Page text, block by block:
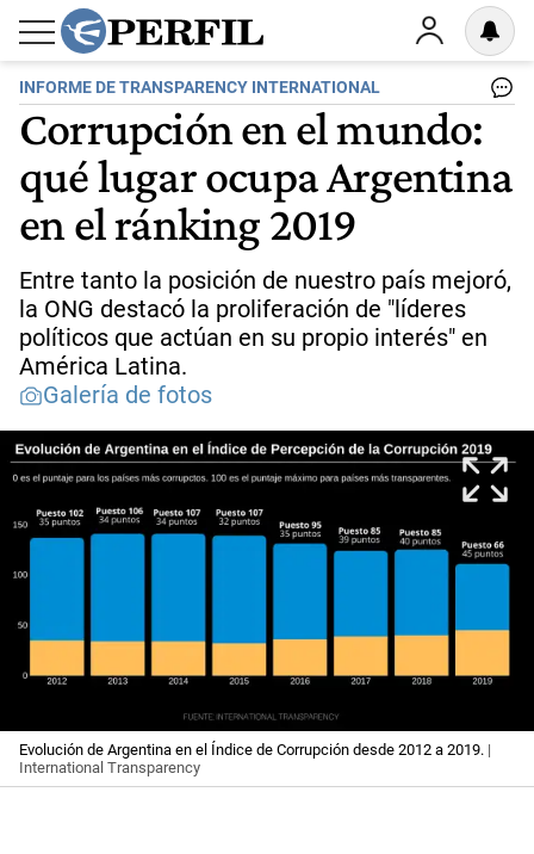
INFORME DE TRANSPARENCY INTERNATIONAL
Corrupción en el mundo:
qué lugar ocupa Argentina
en el ránking 2019
Entre tanto la posición de nuestro país mejoró,
la ONG destacó la proliferación de "líderes
políticos que actúan en su propio interés" en
América Latina.
Galería de fotos
Evolución de Argentina en el Índice de Corrupción desde 2012 a 2019. |
International Transparency